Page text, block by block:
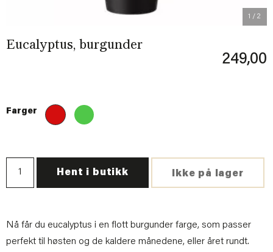
1 / 2
Eucalyptus, burgunder
249,00
Farger
Ikke på lager
Hent i butikk
Nå får du eucalyptus i en flott burgunder farge, som passer
perfekt til høsten og de kaldere månedene, eller året rundt.